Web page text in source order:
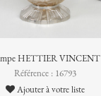
HETTIER VINCENT
Référence : 16793
Ajouter à votre liste